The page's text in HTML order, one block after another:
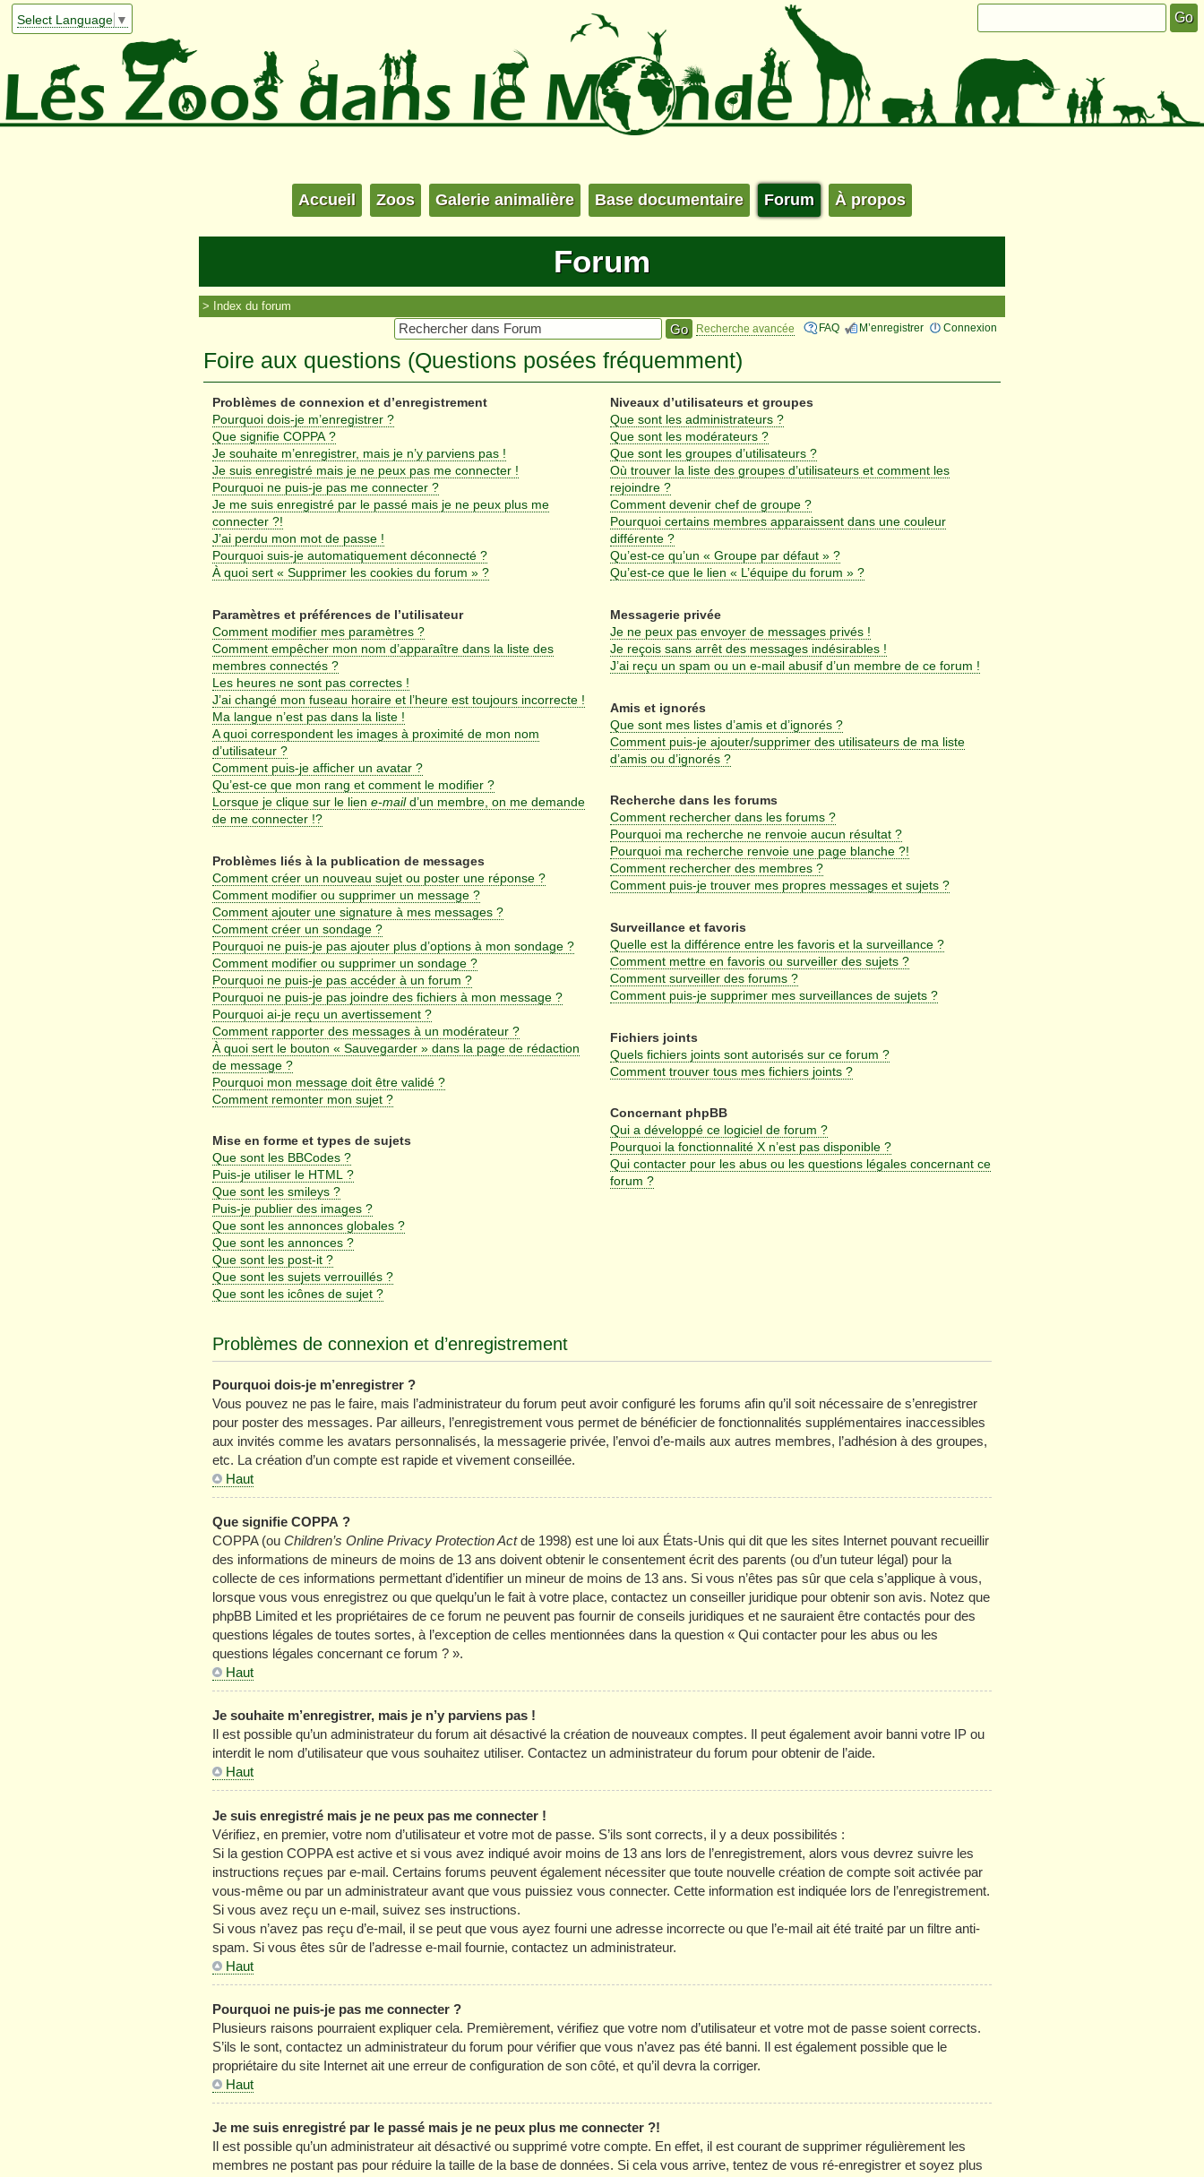
Select Language ▼
Accueil Zoos Galerie animalière Base documentaire Forum À propos
Forum
Index du forum
FAQ M’enregistrer Connexion
Recherche avancée
Foire aux questions (Questions posées fréquemment)
Problèmes de connexion et d’enregistrement
Pourquoi dois-je m’enregistrer ?
Que signifie COPPA ?
Je souhaite m’enregistrer, mais je n’y parviens pas !
Je suis enregistré mais je ne peux pas me connecter !
Pourquoi ne puis-je pas me connecter ?
Je me suis enregistré par le passé mais je ne peux plus me
connecter ?!
J’ai perdu mon mot de passe !
Pourquoi suis-je automatiquement déconnecté ?
À quoi sert « Supprimer les cookies du forum » ?
Paramètres et préférences de l’utilisateur
Comment modifier mes paramètres ?
Comment empêcher mon nom d’apparaître dans la liste des
membres connectés ?
Les heures ne sont pas correctes !
J’ai changé mon fuseau horaire et l’heure est toujours incorrecte !
Ma langue n’est pas dans la liste !
A quoi correspondent les images à proximité de mon nom
d’utilisateur ?
Comment puis-je afficher un avatar ?
Qu’est-ce que mon rang et comment le modifier ?
Lorsque je clique sur le lien e-maild’un membre, on me demande
de me connecter !?
Problèmes liés à la publication de messages
Comment créer un nouveau sujet ou poster une réponse ?
Comment modifier ou supprimer un message ?
Comment ajouter une signature à mes messages ?
Comment créer un sondage ?
Pourquoi ne puis-je pas ajouter plus d’options à mon sondage ?
Comment modifier ou supprimer un sondage ?
Pourquoi ne puis-je pas accéder à un forum ?
Pourquoi ne puis-je pas joindre des fichiers à mon message ?
Pourquoi ai-je reçu un avertissement ?
Comment rapporter des messages à un modérateur ?
À quoi sert le bouton « Sauvegarder » dans la page de rédaction
de message ?
Pourquoi mon message doit être validé ?
Comment remonter mon sujet ?
Mise en forme et types de sujets
Que sont les BBCodes ?
Puis-je utiliser le HTML ?
Que sont les smileys ?
Puis-je publier des images ?
Que sont les annonces globales ?
Que sont les annonces ?
Que sont les post-it ?
Que sont les sujets verrouillés ?
Que sont les icônes de sujet ?
Niveaux d’utilisateurs et groupes
Que sont les administrateurs ?
Que sont les modérateurs ?
Que sont les groupes d’utilisateurs ?
Où trouver la liste des groupes d’utilisateurs et comment les
rejoindre ?
Comment devenir chef de groupe ?
Pourquoi certains membres apparaissent dans une couleur
différente ?
Qu’est-ce qu’un « Groupe par défaut » ?
Qu’est-ce que le lien « L’équipe du forum » ?
Messagerie privée
Je ne peux pas envoyer de messages privés !
Je reçois sans arrêt des messages indésirables !
J’ai reçu un spam ou un e-mail abusif d’un membre de ce forum !
Amis et ignorés
Que sont mes listes d’amis et d’ignorés ?
Comment puis-je ajouter/supprimer des utilisateurs de ma liste
d’amis ou d’ignorés ?
Recherche dans les forums
Comment rechercher dans les forums ?
Pourquoi ma recherche ne renvoie aucun résultat ?
Pourquoi ma recherche renvoie une page blanche ?!
Comment rechercher des membres ?
Comment puis-je trouver mes propres messages et sujets ?
Surveillance et favoris
Quelle est la différence entre les favoris et la surveillance ?
Comment mettre en favoris ou surveiller des sujets ?
Comment surveiller des forums ?
Comment puis-je supprimer mes surveillances de sujets ?
Fichiers joints
Quels fichiers joints sont autorisés sur ce forum ?
Comment trouver tous mes fichiers joints ?
Concernant phpBB
Qui a développé ce logiciel de forum ?
Pourquoi la fonctionnalité X n’est pas disponible ?
Qui contacter pour les abus ou les questions légales concernant ce
forum ?
Problèmes de connexion et d’enregistrement
Pourquoi dois-je m’enregistrer ?
Vous pouvez ne pas le faire, mais l’administrateur du forum peut avoir configuré les forums afin qu’il soit nécessaire de s’enregistrer
pour poster des messages. Par ailleurs, l’enregistrement vous permet de bénéficier de fonctionnalités supplémentaires inaccessibles
aux invités comme les avatars personnalisés, la messagerie privée, l’envoi d’e-mails aux autres membres, l’adhésion à des groupes,
etc. La création d’un compte est rapide et vivement conseillée.
Haut
Que signifie COPPA ?
COPPA (ou Children’s Online Privacy Protection Actde 1998) est une loi aux États-Unis qui dit que les sites Internet pouvant recueillir
des informations de mineurs de moins de 13 ans doivent obtenir le consentement écrit des parents (ou d’un tuteur légal) pour la
collecte de ces informations permettant d’identifier un mineur de moins de 13 ans. Si vous n’êtes pas sûr que cela s’applique à vous,
lorsque vous vous enregistrez ou que quelqu’un le fait à votre place, contactez un conseiller juridique pour obtenir son avis. Notez que
phpBB Limited et les propriétaires de ce forum ne peuvent pas fournir de conseils juridiques et ne sauraient être contactés pour des
questions légales de toutes sortes, à l’exception de celles mentionnées dans la question « Qui contacter pour les abus ou les
questions légales concernant ce forum ? ».
Haut
Je souhaite m’enregistrer, mais je n’y parviens pas !
Il est possible qu’un administrateur du forum ait désactivé la création de nouveaux comptes. Il peut également avoir banni votre IP ou
interdit le nom d’utilisateur que vous souhaitez utiliser. Contactez un administrateur du forum pour obtenir de l’aide.
Haut
Je suis enregistré mais je ne peux pas me connecter !
Vérifiez, en premier, votre nom d’utilisateur et votre mot de passe. S’ils sont corrects, il y a deux possibilités :
Si la gestion COPPA est active et si vous avez indiqué avoir moins de 13 ans lors de l’enregistrement, alors vous devrez suivre les
instructions reçues par e-mail. Certains forums peuvent également nécessiter que toute nouvelle création de compte soit activée par
vous-même ou par un administrateur avant que vous puissiez vous connecter. Cette information est indiquée lors de l’enregistrement.
Si vous avez reçu un e-mail, suivez ses instructions.
Si vous n’avez pas reçu d’e-mail, il se peut que vous ayez fourni une adresse incorrecte ou que l’e-mail ait été traité par un filtre anti-
spam. Si vous êtes sûr de l’adresse e-mail fournie, contactez un administrateur.
Haut
Pourquoi ne puis-je pas me connecter ?
Plusieurs raisons pourraient expliquer cela. Premièrement, vérifiez que votre nom d’utilisateur et votre mot de passe soient corrects.
S’ils le sont, contactez un administrateur du forum pour vérifier que vous n’avez pas été banni. Il est également possible que le
propriétaire du site Internet ait une erreur de configuration de son côté, et qu’il devra la corriger.
Haut
Je me suis enregistré par le passé mais je ne peux plus me connecter ?!
Il est possible qu’un administrateur ait désactivé ou supprimé votre compte. En effet, il est courant de supprimer régulièrement les
membres ne postant pas pour réduire la taille de la base de données. Si cela vous arrive, tentez de vous ré-enregistrer et soyez plus